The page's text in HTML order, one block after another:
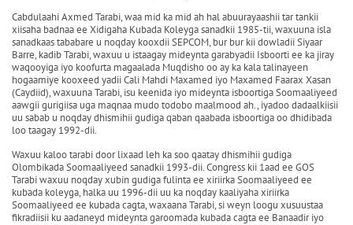
Cabdulaahi Axmed Tarabi, waa mid ka mid ah hal abuurayaashii tar tankii
xiisaha badnaa ee Xidigaha Kubada Koleyga sanadkii 1985-tii, waxuuna isla
sanadkaas tababare u noqday kooxdii SEPCOM, bur bur kii dowladii Siyaar
Barre, kadib Tarabi, waxuu u istaagay mideynta garabyadii Isboorti ee ka jiray
waqooyiga iyo koofurta magaalada Muqdisho oo ay ka kala talinayeen
hogaamiye kooxeed yadii Cali Mahdi Maxamed iyo Maxamed Faarax Xasan
(Caydiid), waxuuna Tarabi, isu keenida iyo mideynta isboortiga Soomaaliyeed
aawgii gurigiisa uga maqnaa mudo todobo maalmood ah., iyadoo dadaalkiisii
uu sabab u noqday dhismihii gudiga qaban qaabada isboortiga oo dhidibada
loo taagay 1992-dii.
Waxuu kaloo tarabi door lixaad leh ka soo qaatay dhismihii gudiga
Olombikada Soomaaliyeed sanadkii 1993-dii. Congress kii 1aad ee GOS
Tarabi waxuu noqday xubin gudiga fulinta ee xiriirka Soomaaliyeed ee
kubada koleyga, halka uu 1996-dii uu ka noqday kaaliyaha xiriirka
Soomaaliyeed ee kubada cagta, waxaana Tarabi, si weyn loogu xusuustaa
fikradiisii ku aadaneyd mideynta garoomada kubada cagta ee Banaadir iyo